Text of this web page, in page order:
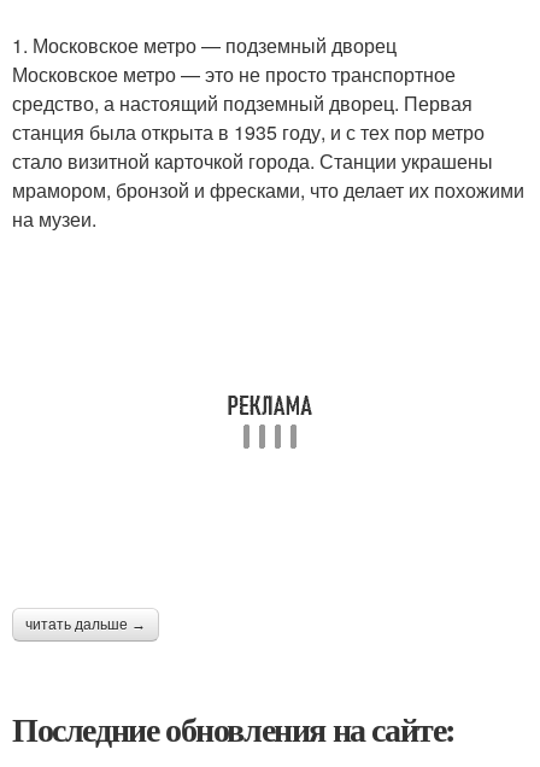
1. Московское метро — подземный дворец
Московское метро — это не просто транспортное
средство, а настоящий подземный дворец. Первая
станция была открыта в 1935 году, и с тех пор метро
стало визитной карточкой города. Станции украшены
мрамором, бронзой и фресками, что делает их похожими
на музеи.
читать дальше →
Последние обновления на сайте: